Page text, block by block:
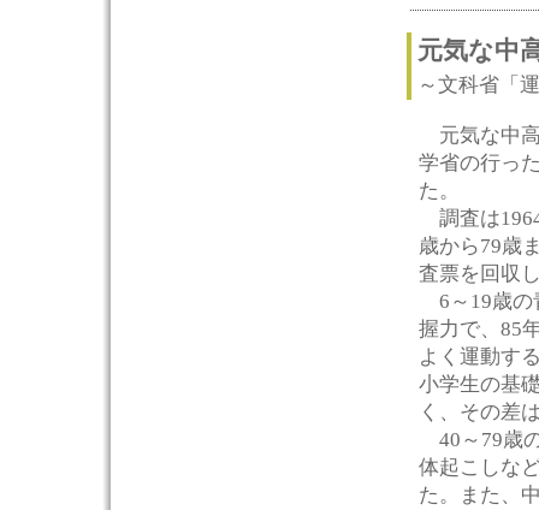
元気な中
～文科省「
元気な中
学省の行っ
た。
調査は
歳から79歳
査票を回収
6～19歳の
握力で、85
よく運動す
小学生の基
く、その差
40～79歳
体起こしな
た。また、